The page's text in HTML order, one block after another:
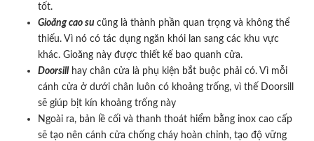
tốt.
Gioăng cao su cũng là thành phần quan trọng và không thể
thiếu. Vì nó có tác dụng ngăn khói lan sang các khu vực
khác. Gioăng này được thiết kế bao quanh cửa.
Doorsillhay chân cửa là phụ kiện bắt buộc phải có. Vì mỗi
cánh cửa ở dưới chân luôn có khoảng trống, vì thế Doorsill
sẽ giúp bịt kín khoảng trống này
Ngoài ra, bản lề cối và thanh thoát hiểm bằng inox cao cấp
sẽ tạo nên cánh cửa chống cháy hoàn chỉnh, tạo độ vững